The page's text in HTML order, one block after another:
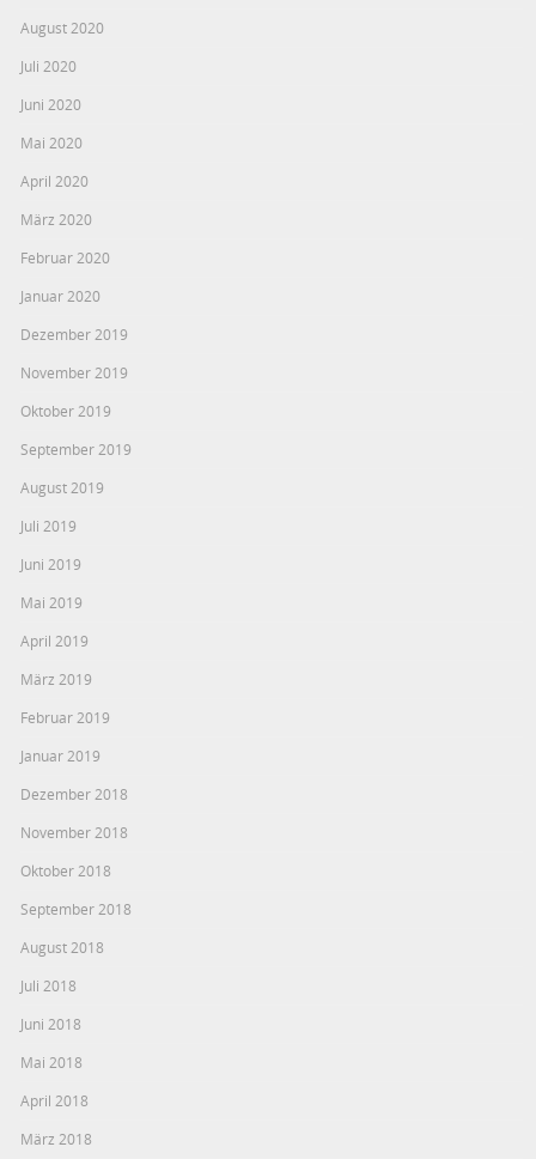
August 2020
Juli 2020
Juni 2020
Mai 2020
April 2020
März 2020
Februar 2020
Januar 2020
Dezember 2019
November 2019
Oktober 2019
September 2019
August 2019
Juli 2019
Juni 2019
Mai 2019
April 2019
März 2019
Februar 2019
Januar 2019
Dezember 2018
November 2018
Oktober 2018
September 2018
August 2018
Juli 2018
Juni 2018
Mai 2018
April 2018
März 2018